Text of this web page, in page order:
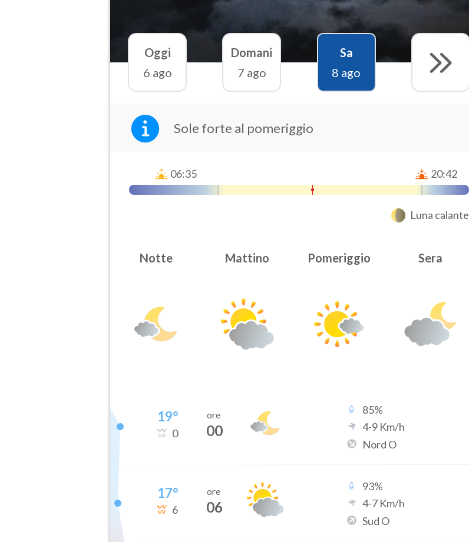
Oggi
6 ago
Domani
7 ago
Sa
8 ago
Sole forte al pomeriggio
06:35 20:42
Luna calante
Notte Mattino Pomeriggio Sera
19°
0
ore
00
85%
4-9 Km/h
Nord O
17°
6
ore
06
93%
4-7 Km/h
Sud O